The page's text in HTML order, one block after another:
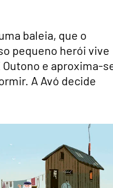
baleia, que o
pequeno herói vive
Outono e aproxima-
A Avó decide